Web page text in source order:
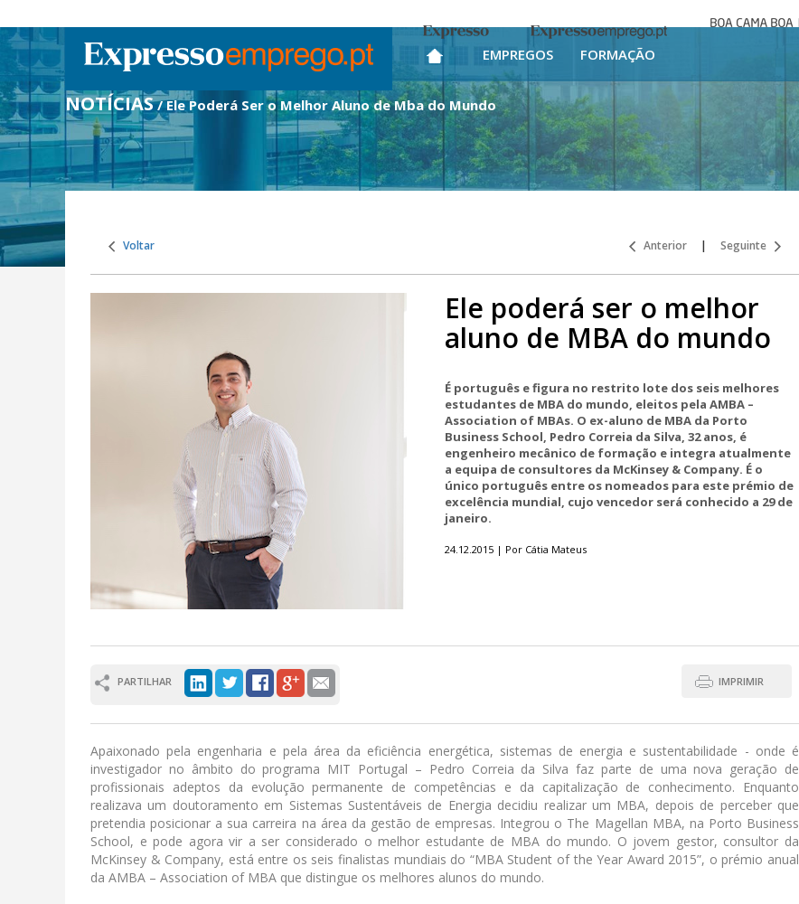
Expresso Expresso Emprego
mesa
EMPREGOS FORMAÇÃO
NOTÍCIAS / Ele Poderá Ser o Melhor Aluno de Mba do Mundo
Voltar Anterior | Seguinte
Ele poderá ser o melhor
aluno de MBA do mundo
É português e figura no restrito lote dos seis melhores
estudantes de MBA do mundo, eleitos pela AMBA –
Association of MBAs. O ex-aluno de MBA da Porto
Business School, Pedro Correia da Silva, 32 anos, é
engenheiro mecânico de formação e integra atualmente
a equipa de consultores da McKinsey & Company. É o
único português entre os nomeados para este prémio de
excelência mundial, cujo vencedor será conhecido a 29 de
janeiro.
24.12.2015 | Por Cátia Mateus
PARTILHAR IMPRIMIR
Apaixonado pela engenharia e pela área da eficiência energética, sistemas de energia e sustentabilidade - onde é
investigador no âmbito do programa MIT Portugal – Pedro Correia da Silva faz parte de uma nova geração de
profissionais adeptos da evolução permanente de competências e da capitalização de conhecimento. Enquanto
realizava um doutoramento em Sistemas Sustentáveis de Energia decidiu realizar um MBA, depois de perceber que
pretendia posicionar a sua carreira na área da gestão de empresas. Integrou o The Magellan MBA, na Porto Business
School, e pode agora vir a ser considerado o melhor estudante de MBA do mundo. O jovem gestor, consultor da
McKinsey & Company, está entre os seis finalistas mundiais do “MBA Student of the Year Award 2015”, o prémio anual
da AMBA – Association of MBA que distingue os melhores alunos do mundo.